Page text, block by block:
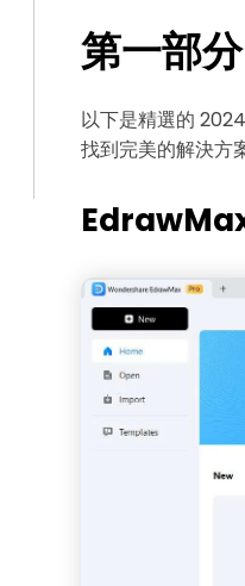
第一部
以下是精選的
找到完美的解決方